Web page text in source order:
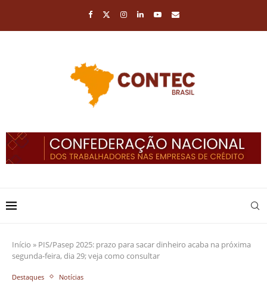
Início » PIS/Pasep 2025: prazo para sacar dinheiro acaba na próxima
segunda-feira, dia 29; veja como consultar
Destaques Notícias